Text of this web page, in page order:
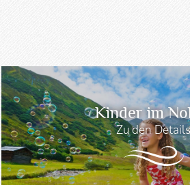
Kinder im
Zu den Details